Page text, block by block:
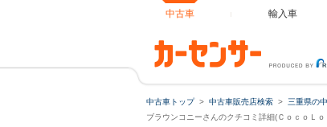
中古車 輸入車
中古車トップ 中古車販売店検索 三重県の
ブラウンコニーさんのクチコミ詳細(ＣｏｃｏＬ